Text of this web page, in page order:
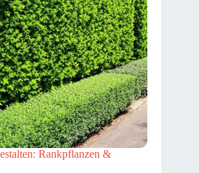
Rankpflanzen &